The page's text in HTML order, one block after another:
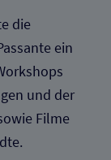
die
ein
und der
Filme